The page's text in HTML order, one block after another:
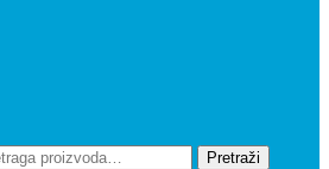
Pretraži